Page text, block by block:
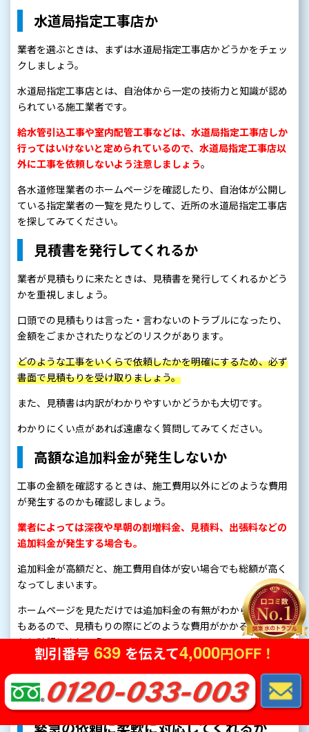
水道局指定工事店か
業者を選ぶときは、まずは水道局指定工事店かどうかをチェッ
クしましょう。
水道局指定工事店とは、自治体から一定の技術力と知識が認め
られている施工業者です。
給水管引込工事や室内配管工事などは、水道局指定工事店しか
行ってはいけないと定められているので、水道局指定工事店以
外に工事を依頼しないよう注意しましょう。
各水道修理業者のホームページを確認したり、自治体が公開し
ている指定業者の一覧を見たりして、近所の水道局指定工事店
を探してみてください。
見積書を発行してくれるか
業者が見積もりに来たときは、見積書を発行してくれるかどう
かを重視しましょう。
口頭での見積もりは言った・言わないのトラブルになったり、
金額をごまかされたりなどのリスクがあります。
どのような工事をいくらで依頼したかを明確にするため、必ず
書面で見積もりを受け取りましょう。
また、見積書は内訳がわかりやすいかどうかも大切です。
わかりにくい点があれば遠慮なく質問してみてください。
高額な追加料金が発生しないか
工事の金額を確認するときは、施工費用以外にどのような費用
が発生するのかも確認しましょう。
業者によっては深夜や早朝の割増料金、見積料、出張料などの
追加料金が発生する場合も。
追加料金が高額だと、施工費用自体が安い場合でも総額が高く
なってしまいます。
ホームページを見ただけでは追加料金の有無がわからないこと
もあるので、見積もりの際にどのような費用がかかるのかしっ
かり確認しましょう。
た場合のみ無料」など、細かい条件がないかどうかもチェック
してみてください。
緊急の依頼に柔軟に対応してくれるか
割引番号 639を伝えて4,000円OFF！